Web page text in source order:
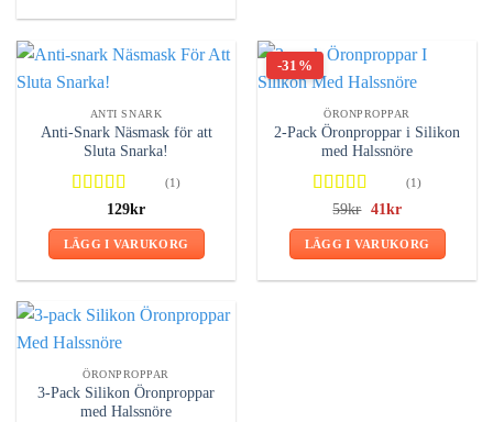
ANTI SNARK
Anti-Snark Näsmask för att
Sluta Snarka!
Betygsatt
5.00av 5
(1)
129kr
LÄGG I VARUKORG
-31%
ÖRONPROPPAR
2-Pack Öronproppar i Silikon
med Halssnöre
Betygsatt
4.00av 5
(1)
59kr Det
priset
var:
59kr.
41krDet
priset
är:
41kr.
LÄGG I VARUKORG
ÖRONPROPPAR
3-Pack Silikon Öronproppar
med Halssnöre